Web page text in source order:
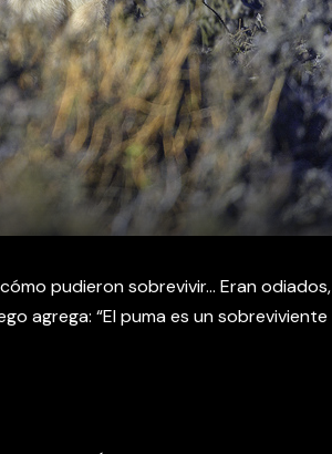
pudieron sobrevivir… Eran odiados,
agrega: “El puma es un sobreviviente